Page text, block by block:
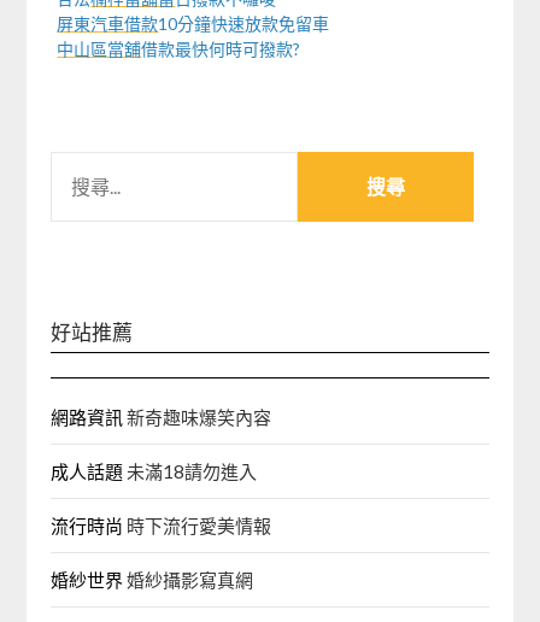
屏東汽車借款10分鐘快速放款免留車
中山區當舖借款最快何時可撥款?
關
好站推薦
網路資訊 新奇趣味爆笑內容
成人話題 未滿18請勿進入
流行時尚 時下流行愛美情報
婚紗世界婚紗攝影寫真網